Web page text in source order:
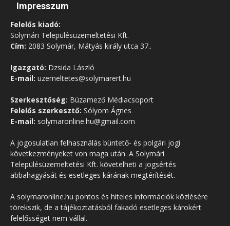
Impresszum
Felelős kiadó:
Solymári Településüzemeltetési Kft.
Cím: 2083 Solymár, Mátyás király utca 37..
Igazgató: Dzsida László
E-mail: uzemeltetes@solymarert.hu
Szerkesztőség: Búzamező Médiacsoport
Felelős szerkesztő: Sólyom Ágnes
E-mail: solymaronline.hu@gmail.com
A jogosulatlan felhasználás büntető- és polgári jogi
következményeket von maga után. A Solymári
Településüzemeltetési Kft. követelheti a jogsértés
abbahagyását és esetleges kárának megtérítését.
A solymaronline.hu pontos és hiteles információk közlésére
törekszik, de a tájékoztatásból fakadó esetleges károkért
felelősséget nem vállal.